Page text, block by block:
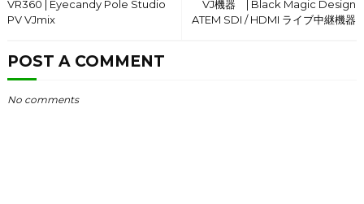
VJ機器 | Black Magic Design
ATEM SDI / HDMI ライブ中継機器
VR360 | Eyecandy Pole Studio
PV VJmix
POST A COMMENT
No comments